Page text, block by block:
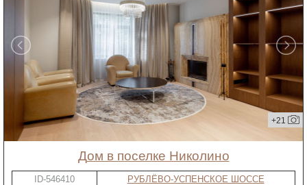
+21
дом в поселке Николино
ID-546410
РУБЛЁВО-УСПЕНСКОЕ ШОССЕ